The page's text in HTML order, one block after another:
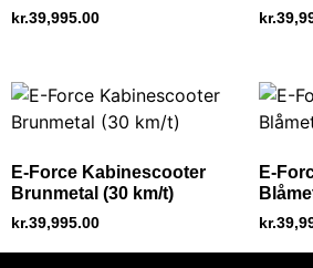
kr.39,995.00 kr.
E-Force Kabinescooter
Brunmetal (30 km/t)
kr.39,995.00
E-
kr.